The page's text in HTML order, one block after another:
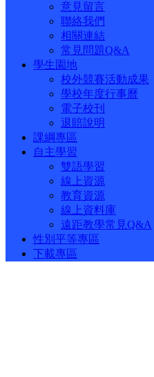
意見留言
聯絡我們
相關連結
常見問題Q&A
學生園地
校外競賽活動成果
學校年度行事曆
電子校刊
退賠說明
課綱專區
自主學習
雙語學習
線上資源
教育資源
線上資料庫
遠距教學常見Q&A
性別平等專區
下載專區